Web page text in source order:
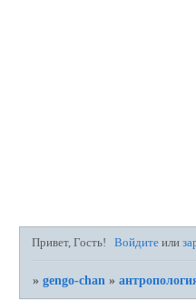
Привет, Гость! Войдите или
»gengo-chan »